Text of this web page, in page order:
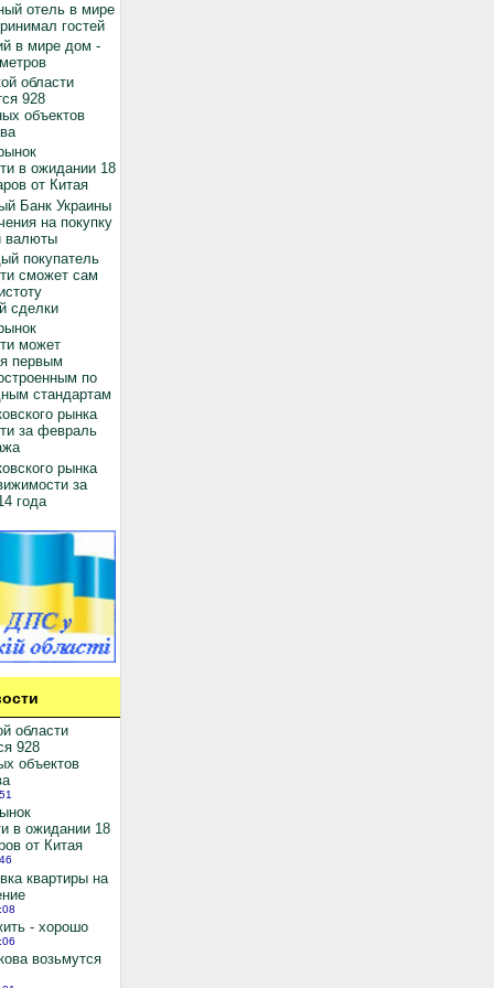
отель в мире
гостей
в мире дом -
области
928
объектов
в ожидании 18
от Китая
Банк Украины
на покупку
валюты
покупатель
сможет сам
сделки
может
первым
по
стандартам
рынка
за февраль
рынка
за
года
области
928
объектов
в ожидании 18
от Китая
квартиры на
- хорошо
возьмутся